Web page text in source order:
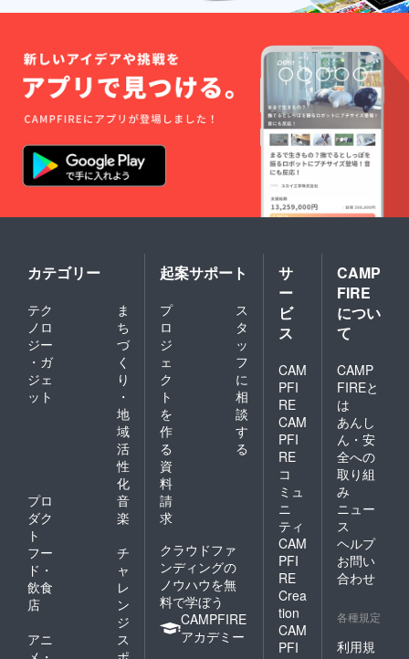
カテゴリー
テク
ノロ
ジー
・ガ
ジェ
ット
ま
ち
づ
く
り
・
地
域
活
性
化
プロ
ダク
ト
音
楽
フー
ド・
飲食
店
チ
ャ
レ
ン
ジ
アニ
ス
起案サポート
プ
ロ
ジ
ェ
ク
ト
を
作
る
ス
タ
ッ
フ
に
相
談
す
る
資
料
請
求
クラウドファ
ンディングの
ノウハウを無
料で学ぼう
CAMPFIRE
アカデミー
サ
ー
ビ
ス
CAM
PFI
RE
CAM
PFI
RE
コ
ミュ
ニ
ティ
CAM
PFI
RE
Crea
tion
CAM
PFI
CAMP
FIRE
につい
て
CAMP
FIREと
は
あんし
ん・安
全への
取り組
み
ニュー
ス
ヘルプ
お問い
合わせ
各種規定
利用規